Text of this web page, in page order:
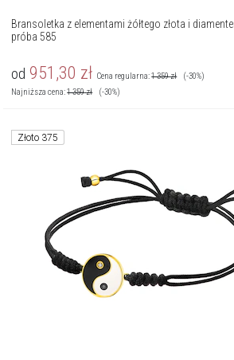
Bransoletka z elementami żółtego złota i
próba 585
od 951,30 zł Cena regularna:1 359zł
(-30%)
Najniższa cena:1 359zł (-30%)
Złoto 375